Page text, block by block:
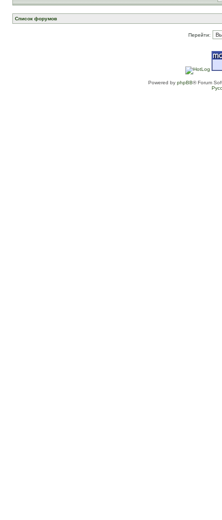
Список форумов
Перейти:
Powered by phpBB® Forum